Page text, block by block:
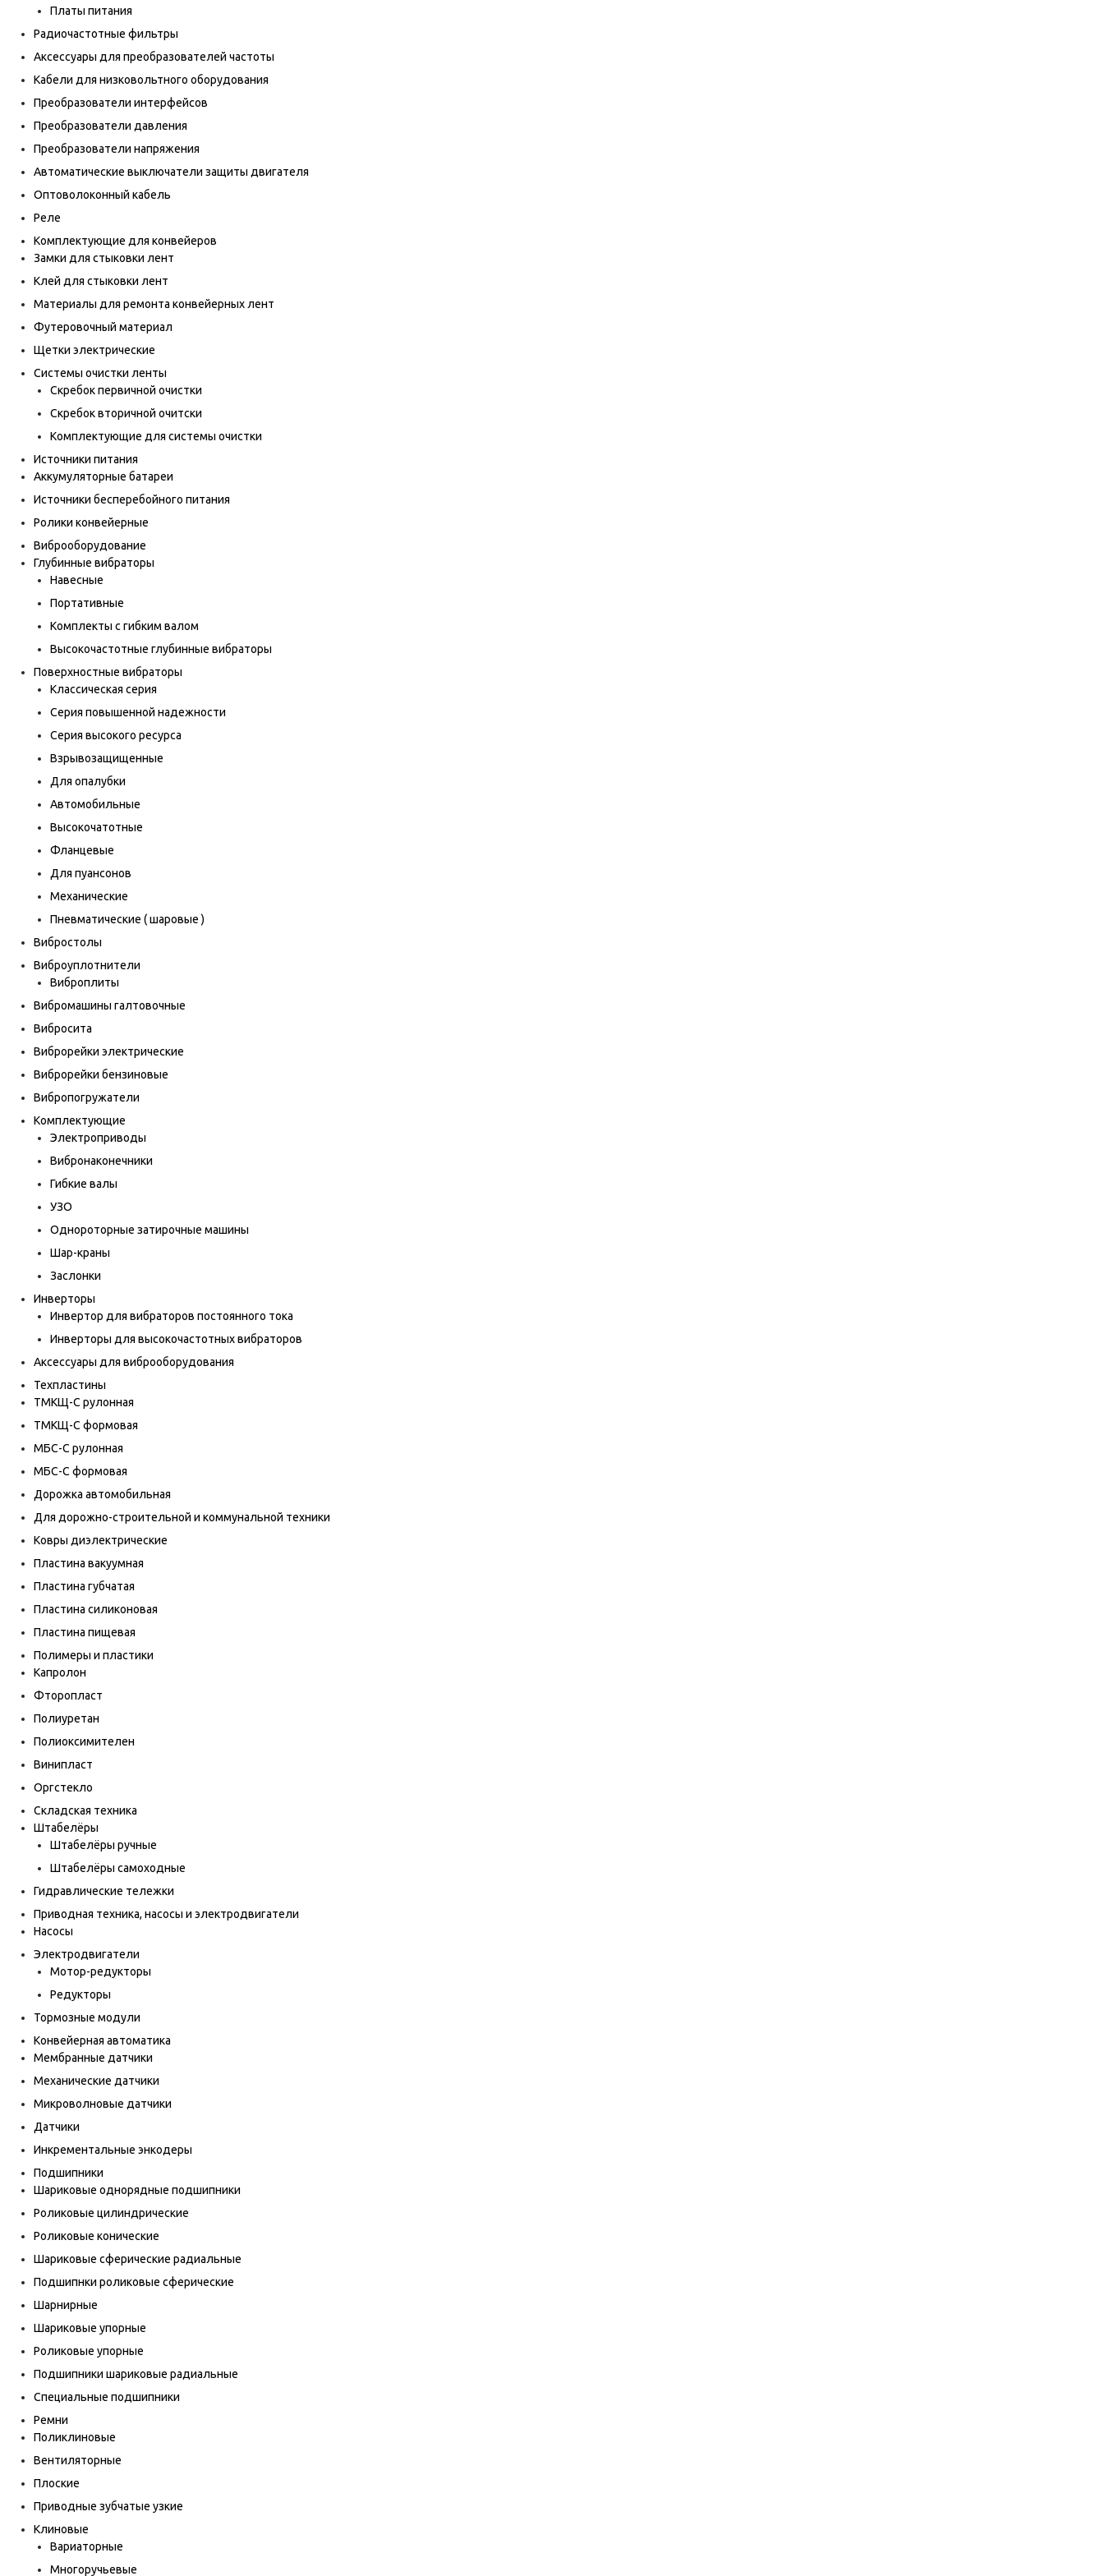
Платы питания
Радиочастотные фильтры
Аксессуары для преобразователей частоты
Кабели для низковольтного оборудования
Преобразователи интерфейсов
Преобразователи давления
Преобразователи напряжения
Автоматические выключатели защиты двигателя
Оптоволоконный кабель
Реле
Комплектующие для конвейеров
Замки для стыковки лент
Клей для стыковки лент
Материалы для ремонта конвейерных лент
Футеровочный материал
Щетки электрические
Системы очистки ленты
Скребок первичной очистки
Скребок вторичной очитски
Комплектующие для системы очистки
Источники питания
Аккумуляторные батареи
Источники бесперебойного питания
Ролики конвейерные
Виброоборудование
Глубинные вибраторы
Навесные
Портативные
Комплекты с гибким валом
Высокочастотные глубинные вибраторы
Поверхностные вибраторы
Классическая серия
Серия повышенной надежности
Серия высокого ресурса
Взрывозащищенные
Для опалубки
Автомобильные
Высокочатотные
Фланцевые
Для пуансонов
Механические
Пневматические ( шаровые )
Вибростолы
Виброуплотнители
Виброплиты
Вибромашины галтовочные
Вибросита
Виброрейки электрические
Виброрейки бензиновые
Вибропогружатели
Комплектующие
Электроприводы
Вибронаконечники
Гибкие валы
УЗО
Однороторные затирочные машины
Шар-краны
Заслонки
Инверторы
Инвертор для вибраторов постоянного тока
Инверторы для высокочастотных вибраторов
Аксессуары для виброоборудования
Техпластины
ТМКЩ-С рулонная
ТМКЩ-С формовая
МБС-С рулонная
МБС-С формовая
Дорожка автомобильная
Для дорожно-строительной и коммунальной техники
Ковры диэлектрические
Пластина вакуумная
Пластина губчатая
Пластина силиконовая
Пластина пищевая
Полимеры и пластики
Капролон
Фторопласт
Полиуретан
Полиоксимителен
Винипласт
Оргстекло
Складская техника
Штабелёры
Штабелёры ручные
Штабелёры самоходные
Гидравлические тележки
Приводная техника, насосы и электродвигатели
Насосы
Электродвигатели
Мотор-редукторы
Редукторы
Тормозные модули
Конвейерная автоматика
Мембранные датчики
Механические датчики
Микроволновые датчики
Датчики
Инкрементальные энкодеры
Подшипники
Шариковые однорядные подшипники
Роликовые цилиндрические
Роликовые конические
Шариковые сферические радиальные
Подшипнки роликовые сферические
Шарнирные
Шариковые упорные
Роликовые упорные
Подшипники шариковые радиальные
Специальные подшипники
Ремни
Поликлиновые
Вентиляторные
Плоские
Приводные зубчатые узкие
Клиновые
Вариаторные
Многоручьевые